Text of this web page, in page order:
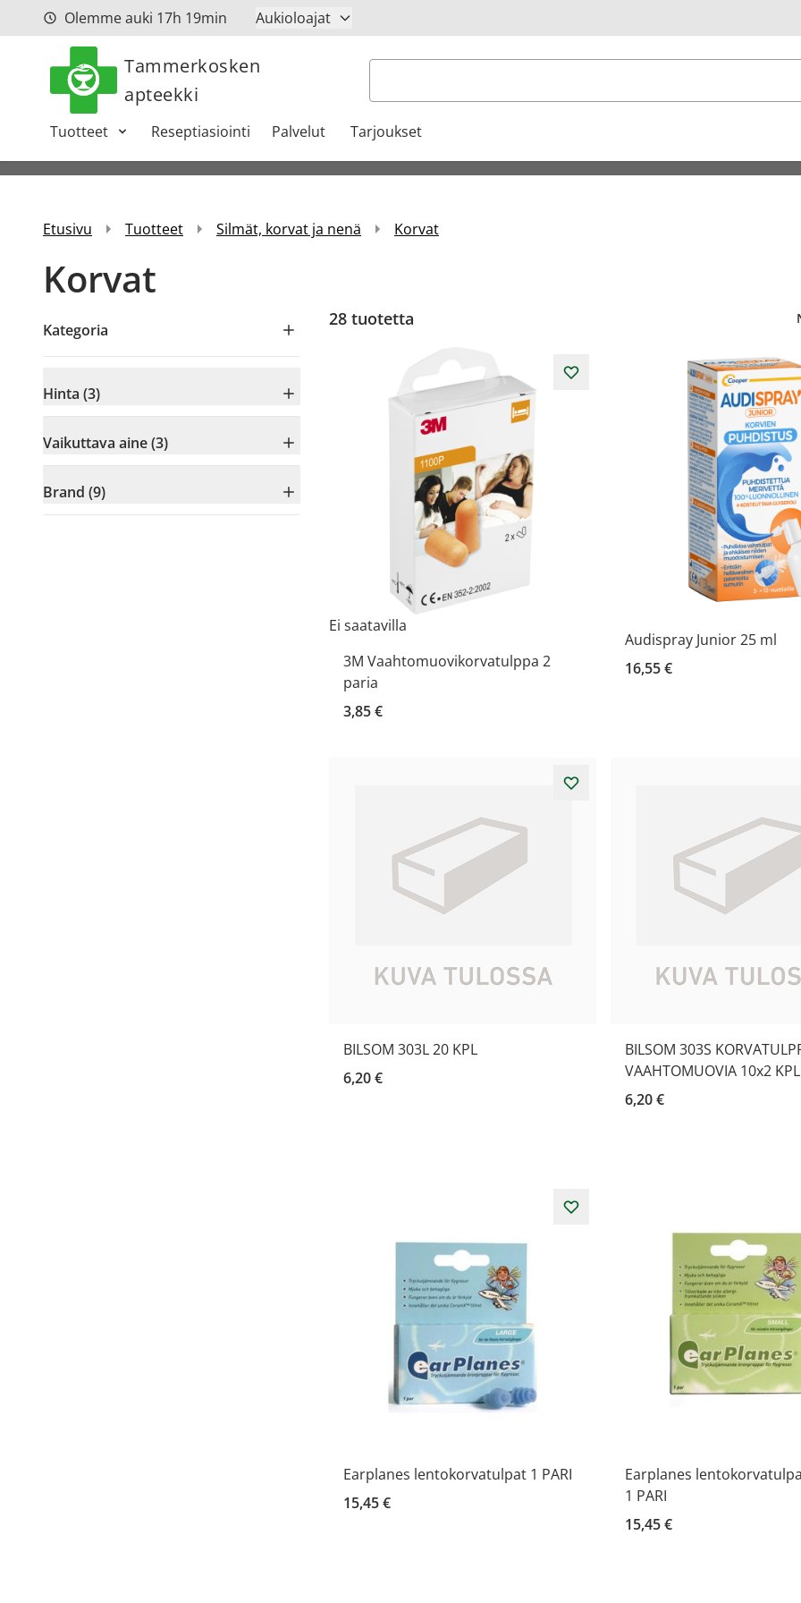
Siirry sisältöönOlemme auki 17h 19min Aukioloajat
Tammerkosken
apteekki
Haku
Tuotteet Reseptiasiointi Palvelut Tarjoukset
Etusivu Tuotteet Silmät, korvat ja nenä Korvat
Korvat
Kategoria
Hinta (3)
Vaikuttava aine (3)
Brand (9)
28 tuotetta
Ei saatavilla
3M Vaahtomuovikorvatulppa 2
paria
3,85 €
Audispray Junior 25 ml
16,55 €
BILSOM 303L 20 KPL
6,20 €
BILSOM 303S
VAAHTOMUOVIA 10x2 KPL
6,20 €
Earplanes lentokorvatulpat 1 PARI
15,45 €
Earplanes
1 PARI
15,45 €